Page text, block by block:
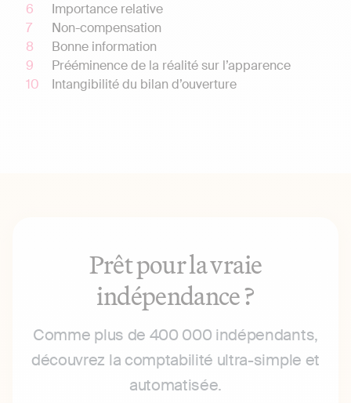
Importance relative
Non-compensation
Bonne information
Prééminence de la réalité sur l’apparence
Intangibilité du bilan d’ouverture
Prêt pour la vraie
indépendance ?
Comme plus de 400 000 indépendants,
découvrez la comptabilité ultra-simple et
automatisée.